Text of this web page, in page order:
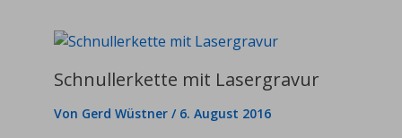
Schnullerkette mit Lasergravur
Von Gerd Wüstner / 6. August 2016